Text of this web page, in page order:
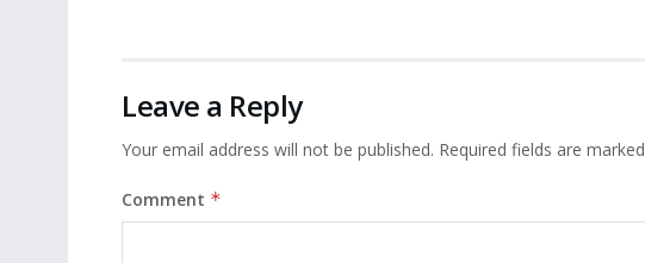
Leave a Reply
Your email address will not be published. Required fields are marked
Comment *